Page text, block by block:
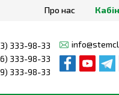
Про нас
333-98-33
333-98-33
333-98-33